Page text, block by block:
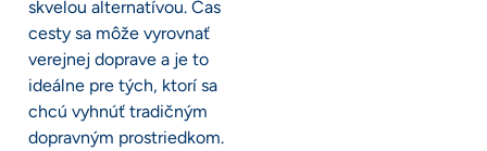
skvelou alternatívou. Čas
cesty sa môže vyrovnať
verejnej doprave a je to
ideálne pre tých, ktorí sa
chcú vyhnúť tradičným
dopravným prostriedkom.